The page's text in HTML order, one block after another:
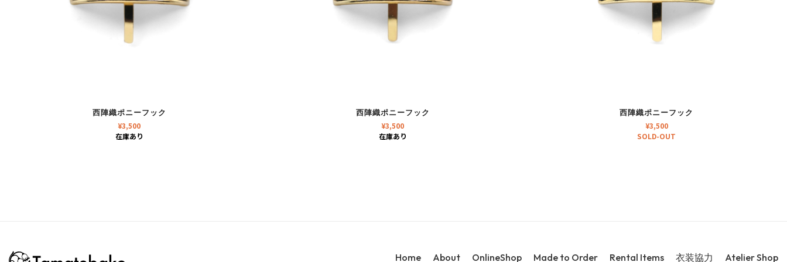
西陣織ポニーフック
¥3,500
在庫あり
西陣織ポニーフック
¥3,500
在庫あり
西陣織ポニーフック
¥3,500
SOLD-OUT
Home About OnlineShop Made to Order Rental Items 衣装協力 Atelier Shop